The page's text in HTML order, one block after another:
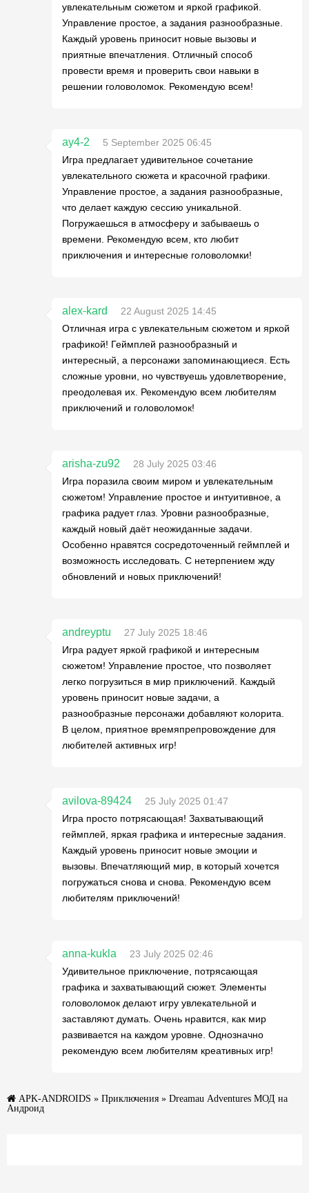
увлекательным сюжетом и яркой графикой.
Управление простое, а задания разнообразные.
Каждый уровень приносит новые вызовы и
приятные впечатления. Отличный способ
провести время и проверить свои навыки в
решении головоломок. Рекомендую всем!
ay4-2
5 September 2025 06:45
Игра предлагает удивительное сочетание
увлекательного сюжета и красочной графики.
Управление простое, а задания разнообразные,
что делает каждую сессию уникальной.
Погружаешься в атмосферу и забываешь о
времени. Рекомендую всем, кто любит
приключения и интересные головоломки!
alex-kard
22 August 2025 14:45
Отличная игра с увлекательным сюжетом и яркой
графикой! Геймплей разнообразный и
интересный, а персонажи запоминающиеся. Есть
сложные уровни, но чувствуешь удовлетворение,
преодолевая их. Рекомендую всем любителям
приключений и головоломок!
arisha-zu92
28 July 2025 03:46
Игра поразила своим миром и увлекательным
сюжетом! Управление простое и интуитивное, а
графика радует глаз. Уровни разнообразные,
каждый новый даёт неожиданные задачи.
Особенно нравятся сосредоточенный геймплей и
возможность исследовать. С нетерпением жду
обновлений и новых приключений!
andreyptu
27 July 2025 18:46
Игра радует яркой графикой и интересным
сюжетом! Управление простое, что позволяет
легко погрузиться в мир приключений. Каждый
уровень приносит новые задачи, а
разнообразные персонажи добавляют колорита.
В целом, приятное времяпрепровождение для
любителей активных игр!
avilova-89424
25 July 2025 01:47
Игра просто потрясающая! Захватывающий
геймплей, яркая графика и интересные задания.
Каждый уровень приносит новые эмоции и
вызовы. Впечатляющий мир, в который хочется
погружаться снова и снова. Рекомендую всем
любителям приключений!
anna-kukla
23 July 2025 02:46
Удивительное приключение, потрясающая
графика и захватывающий сюжет. Элементы
головоломок делают игру увлекательной и
заставляют думать. Очень нравится, как мир
развивается на каждом уровне. Однозначно
рекомендую всем любителям креативных игр!
APK-ANDROIDS » Приключения » Dreamau Adventures МОД на
Андроид